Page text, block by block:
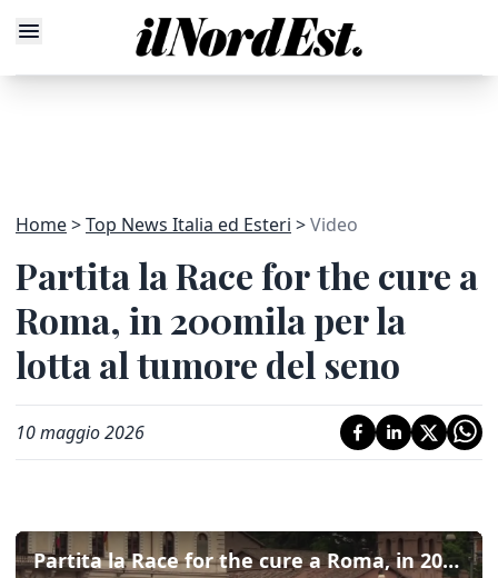
Home Top News Italia ed Esteri Video
Partita la Race for the cure a
Roma, in 200mila per la
lotta al tumore del seno
10 maggio 2026
Partita la Race for the cure a Roma, in 200mila per la lotta al tumore del seno